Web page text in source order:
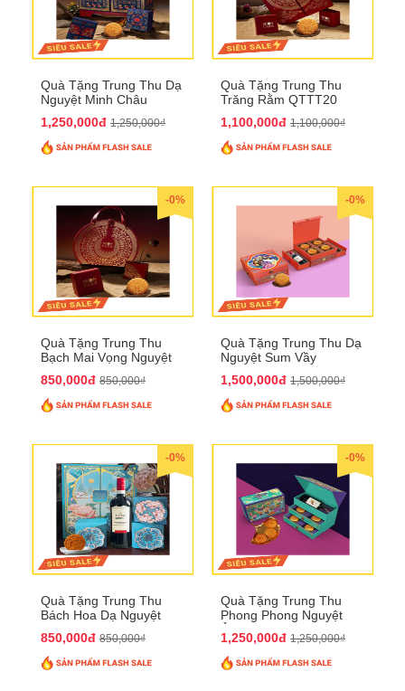
Quà Tặng Trung Thu Dạ
Nguyệt Minh Châu
1,250,000đ 1,250,000₫
Quà Tặng Trung Thu
Trăng Rằm QTTT20
1,100,000đ 1,100,000₫
-0%
Quà Tặng Trung Thu
Bạch Mai Vọng Nguyệt
850,000đ 850,000₫
-0%
Quà Tặng Trung Thu Dạ
Nguyệt Sum Vầy
1,500,000đ 1,500,000₫
-0%
Quà Tặng Trung Thu
Bách Hoa Dạ Nguyệt
850,000đ 850,000₫
-0%
Quà Tặng Trung Thu
Phong Phong Nguyệt
1,250,000đ 1,250,000₫